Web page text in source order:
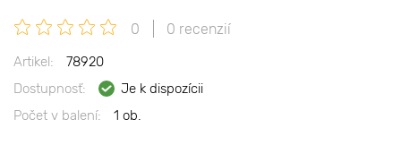
0 0 recenzií
Artikel:
78920
Dostupnosť:
Je k dispozícii
Počet v balení:
1 ob.